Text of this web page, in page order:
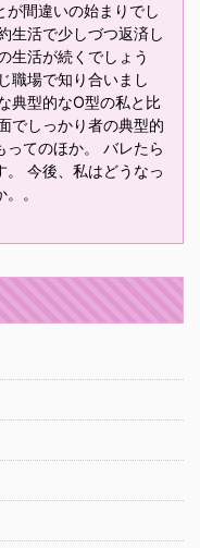
が間違いの始まりでし
生活で少しづつ返済し
生活が続くでしょう
職場で知り合いまし
典型的なO型の私と比
でしっかり者の典型的
ってのほか。 バレたら
。 今後、私はどうなっ
。